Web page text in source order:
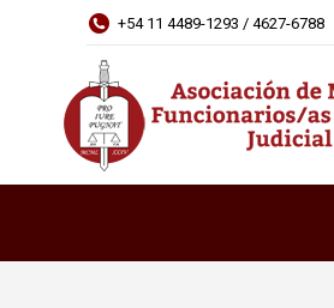
+54 11 4489-1293 / 4627-6788